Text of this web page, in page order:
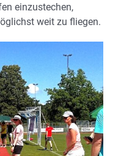
einzustechen,
weit zu fliegen.